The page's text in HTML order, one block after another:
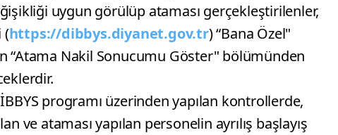
uygun görülüp ataması gerçekleştirilenler,
(https://dibbys.diyanet.gov.tr) “Bana Özel"
“Atama Nakil Sonucumu Göster" bölümünden
programı üzerinden yapılan kontrollerde,
ve ataması yapılan personelin ayrılış başlayış